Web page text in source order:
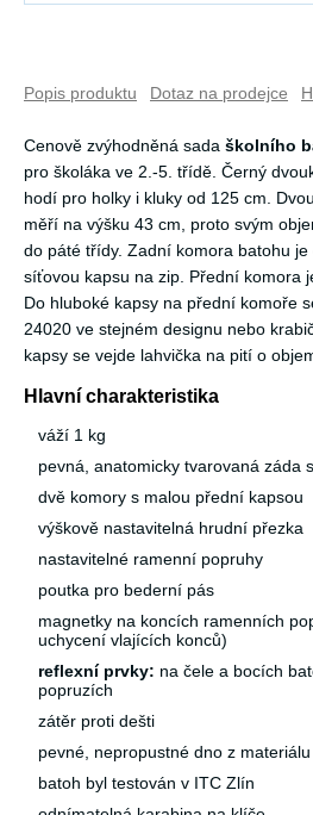
Popis produktu Dotaz na prodejce
Cenově zvýhodněná sada školního
pro školáka ve 2.-5. třídě. Černý
hodí pro holky i kluky od 125 cm.
měří na výšku 43 cm, proto svým
do páté třídy. Zadní komora batohu
síťovou kapsu na zip. Přední komora
Do hluboké kapsy na přední komoře
24020 ve stejném designu nebo
kapsy se vejde lahvička na pití o
Hlavní charakteristika
váží 1 kg
pevná, anatomicky tvarovaná záda
dvě komory s malou přední kapsou
výškově nastavitelná hrudní přezka
nastavitelné ramenní popruhy
poutka pro bederní pás
magnetky na koncích ramenních
uchycení vlajících konců)
reflexní prvky: na čele a bocích
popruzích
zátěr proti dešti
pevné, nepropustné dno z
batoh byl testován v ITC Zlín